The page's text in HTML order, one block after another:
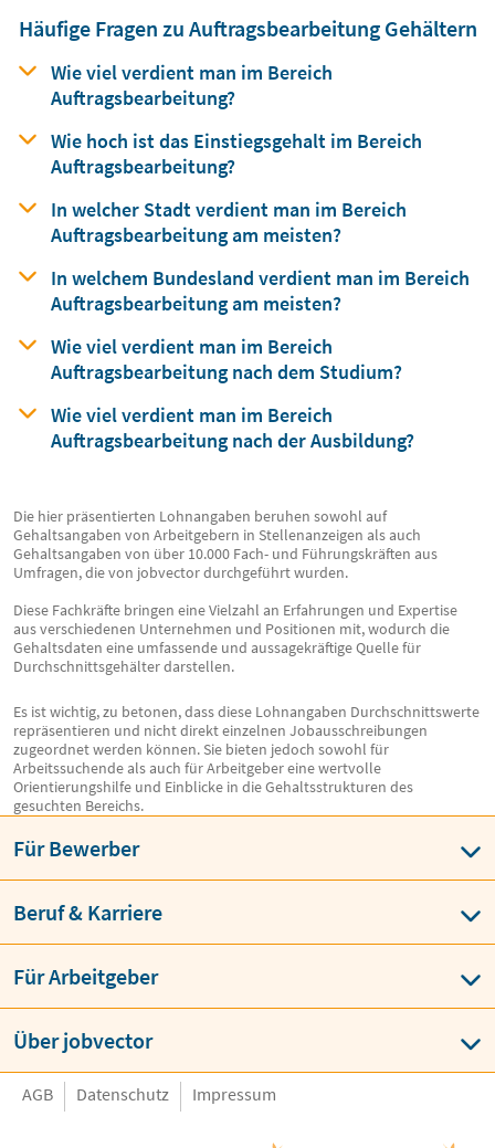
Häufige Fragen zu Auftragsbearbeitung Gehältern
Wie viel verdient man im Bereich
Auftragsbearbeitung?
Wie hoch ist das Einstiegsgehalt im Bereich
Auftragsbearbeitung?
In welcher Stadt verdient man im Bereich
Auftragsbearbeitung am meisten?
In welchem Bundesland verdient man im Bereich
Auftragsbearbeitung am meisten?
Wie viel verdient man im Bereich
Auftragsbearbeitung nach dem Studium?
Wie viel verdient man im Bereich
Auftragsbearbeitung nach der Ausbildung?
Die hier präsentierten Lohnangaben beruhen sowohl auf
Gehaltsangaben von Arbeitgebern in Stellenanzeigen als auch
Gehaltsangaben von über 10.000 Fach- und Führungskräften aus
Umfragen, die von jobvector durchgeführt wurden.
Diese Fachkräfte bringen eine Vielzahl an Erfahrungen und Expertise
aus verschiedenen Unternehmen und Positionen mit, wodurch die
Gehaltsdaten eine umfassende und aussagekräftige Quelle für
Durchschnittsgehälter darstellen.
Es ist wichtig, zu betonen, dass diese Lohnangaben Durchschnittswerte
repräsentieren und nicht direkt einzelnen Jobausschreibungen
zugeordnet werden können. Sie bieten jedoch sowohl für
Arbeitssuchende als auch für Arbeitgeber eine wertvolle
Orientierungshilfe und Einblicke in die Gehaltsstrukturen des
gesuchten Bereichs.
Für Bewerber
Beruf & Karriere
Für Arbeitgeber
Über jobvector
AGB Datenschutz Impressum